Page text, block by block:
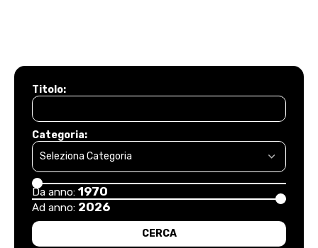
Titolo:
Categoria:
Da anno: 1970
Ad anno: 2026